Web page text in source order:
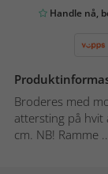
Handle nå,
Broderes med
attersting på hvit
cm. NB! Ramme